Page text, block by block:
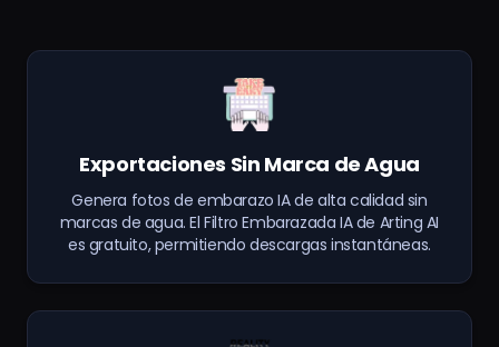
Exportaciones Sin Marca de Agua
Genera fotos de embarazo IA de alta calidad sin
marcas de agua. El Filtro Embarazada IA de Arting AI
es gratuito, permitiendo descargas instantáneas.